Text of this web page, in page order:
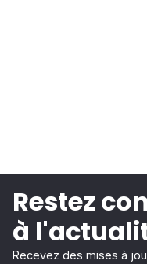
Restez
à
Recevez des mises à